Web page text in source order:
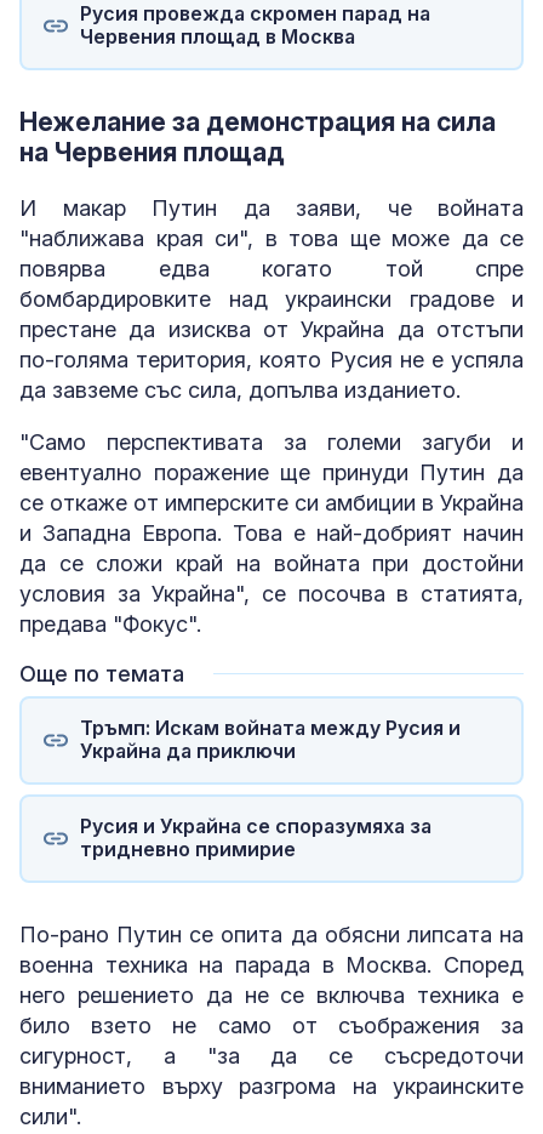
Русия провежда скромен парад на
Червения площад в Москва
Нежелание за демонстрация на сила
на Червения площад
И макар Путин да заяви, че войната
"наближава края си", в това ще може да се
повярва едва когато той спре
бомбардировките над украински градове и
престане да изисква от Украйна да отстъпи
по-голяма територия, която Русия не е успяла
да завземе със сила, допълва изданието.
"Само перспективата за големи загуби и
евентуално поражение ще принуди Путин да
се откаже от имперските си амбиции в Украйна
и Западна Европа. Това е най-добрият начин
да се сложи край на войната при достойни
условия за Украйна", се посочва в статията,
предава "Фокус".
Още по темата
Тръмп: Искам войната между Русия и
Украйна да приключи
Русия и Украйна се споразумяха за
тридневно примирие
По-рано Путин се опита да обясни липсата на
военна техника на парада в Москва. Според
него решението да не се включва техника е
било взето не само от съображения за
сигурност, а "за да се съсредоточи
вниманието върху разгрома на украинските
сили".